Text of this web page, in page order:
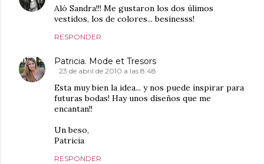
Aló Sandra!!! Me gustaron los dos úlimos
vestidos, los de colores... besinesss!
RESPONDER
Patricia. Mode et Tresors
23 de abril de 2010 a las 8:48
Esta muy bien la idea... y nos puede inspirar para
futuras bodas! Hay unos diseños que me
encantan!!
Un beso,
Patricia
RESPONDER